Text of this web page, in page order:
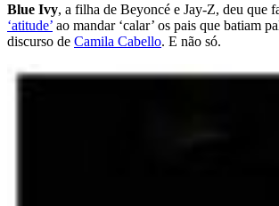
Blue Ivy, a filha de Beyoncé e Jay-Z, deu que
‘atitude’ ao mandar ‘calar’ os pais que batiam
discurso de Camila Cabello. E não só.